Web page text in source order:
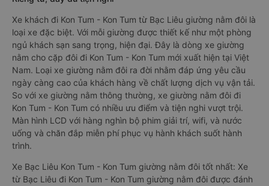
Xe khách đi Kon Tum - Kon Tum từ Bạc Liêu giường nằm đôi là
loại xe đặc biệt. Với mỗi giường được thiết kế như một phòng
ngủ khách sạn sang trọng, hiện đại. Đây là dòng xe giường
nằm cho cặp đôi đi Kon Tum - Kon Tum mới xuất hiện tại Việt
Nam. Loại xe giường nằm đôi ra đời nhằm đáp ứng yêu cầu
ngày càng cao của khách hàng về chất lượng dịch vụ vận tải.
So với xe giường nằm thông thường, xe giường nằm đôi đi
Kon Tum - Kon Tum có nhiều ưu điểm và tiện nghi vượt trội.
Màn hình LCD với hàng nghìn bộ phim giải trí, wifi, và nước
uống và chăn đắp miễn phí phục vụ hành khách suốt hành
trình.
Xe Bạc Liêu Kon Tum - Kon Tum giường nằm đôi tốt nhất: Xe
từ Bạc Liêu đi Kon Tum - Kon Tum giường nằm đôi được đánh